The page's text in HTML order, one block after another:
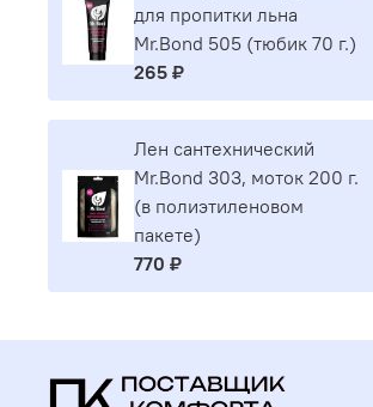
для пропитки льна
Mr.Bond 505 (тюбик 70 г.)
265 ₽
Лен сантехнический
Mr.Bond 303, моток 200 г.
(в полиэтиленовом
пакете)
770 ₽